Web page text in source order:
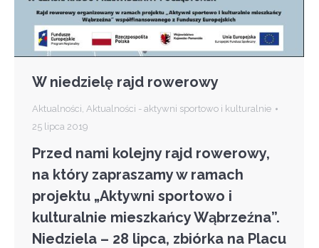
W niedzielę rajd rowerowy
Aktualności, Aktualności - aktywni sportowo i kulturalnie
25 lipca 2019
Przed nami kolejny rajd rowerowy,
na który zapraszamy w ramach
projektu „Aktywni sportowo i
kulturalnie mieszkańcy Wąbrzeźna”.
Niedziela – 28 lipca, zbiórka na Placu